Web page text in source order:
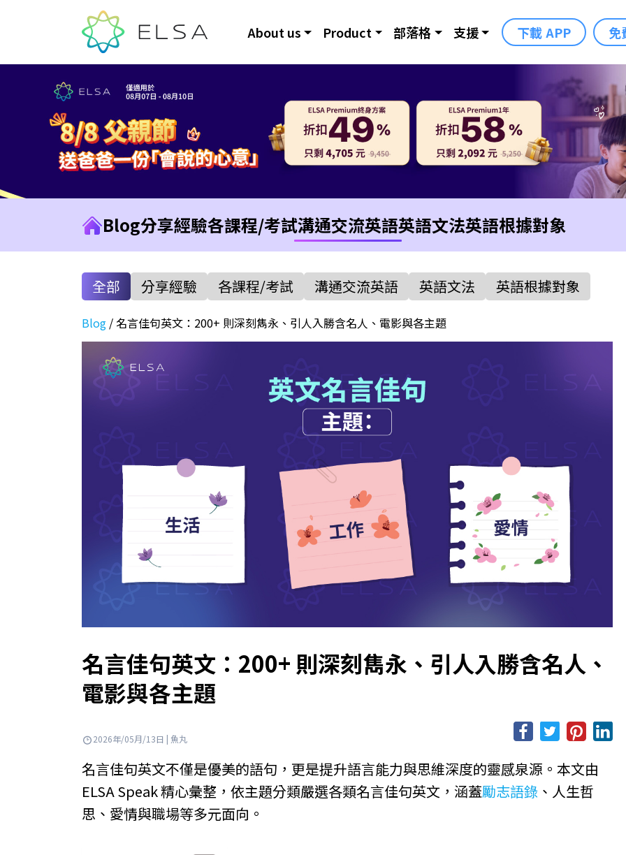
About us Product 部落格 支援 下載 APP 免
Blog分享經驗各課程/考試溝通交流英語英語文法英語根據對象
全部 分享經驗 各課程/考試 溝通交流英語 英語文法 英語根據對象
Blog / 名言佳句英文：200+ 則深刻雋永、引人入勝含名人、電影與各主題
名言佳句英文：200+ 則深刻雋永、引人入勝含名人、
電影與各主題
2026年/05月/13日 | 魚丸
名言佳句英文不僅是優美的語句，更是提升語言能力與思維深度的靈感泉源。本文由
ELSA Speak 精心彙整，依主題分類嚴選各類名言佳句英文，涵蓋勵志語錄 、人生哲
思、愛情與職場等多元面向。